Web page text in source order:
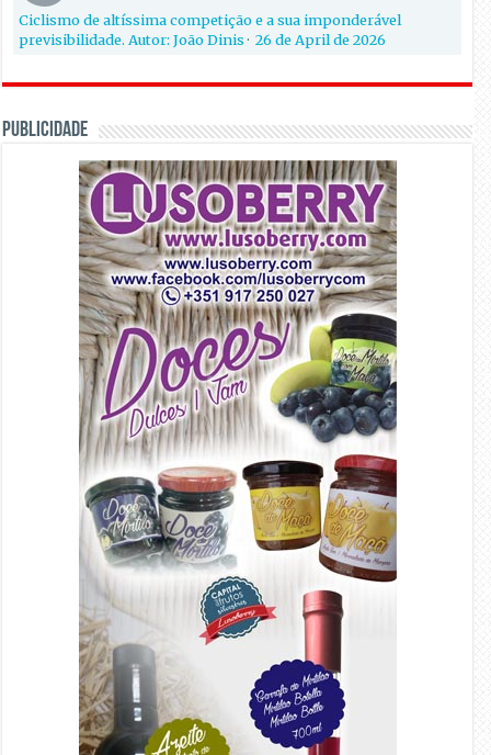
Ciclismo de altíssima competição e a sua imponderável
previsibilidade. Autor: João Dinis·26 de April de 2026
PUBLICIDADE